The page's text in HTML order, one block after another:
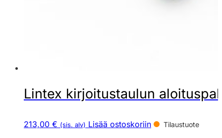
Lintex kirjoitustaulun
213,00 € (sis. alv) Lisää ostoskoriin Tilaustuote